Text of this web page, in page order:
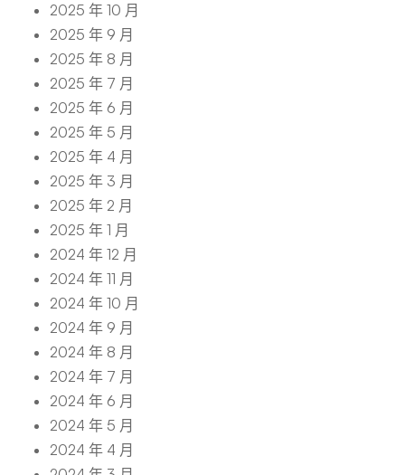
2025 年 10 月
2025 年 9 月
2025 年 8 月
2025 年 7 月
2025 年 6 月
2025 年 5 月
2025 年 4 月
2025 年 3 月
2025 年 2 月
2025 年 1 月
2024 年 12 月
2024 年 11 月
2024 年 10 月
2024 年 9 月
2024 年 8 月
2024 年 7 月
2024 年 6 月
2024 年 5 月
2024 年 4 月